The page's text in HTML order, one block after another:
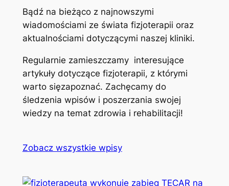
Bądź na bieżąco z najnowszymi
wiadomościami ze świata fizjoterapii oraz
aktualnościami dotyczącymi naszej kliniki.
Regularnie zamieszczamy interesujące
artykuły dotyczące fizjoterapii, z którymi
warto sięzapoznać. Zachęcamy do
śledzenia wpisów i poszerzania swojej
wiedzy na temat zdrowia i rehabilitacji!
Zobacz wszystkie wpisy